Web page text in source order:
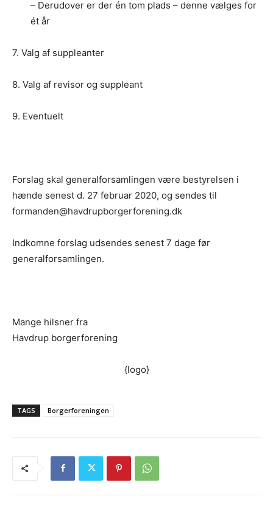
– Derudover er der én tom plads – denne vælges for
ét år
7. Valg af suppleanter
8. Valg af revisor og suppleant
9. Eventuelt
Forslag skal generalforsamlingen være bestyrelsen i
hænde senest d. 27 februar 2020, og sendes til
formanden@havdrupborgerforening.dk
Indkomne forslag udsendes senest 7 dage før
generalforsamlingen.
Mange hilsner fra
Havdrup borgerforening
{logo}
TAGS Borgerforeningen